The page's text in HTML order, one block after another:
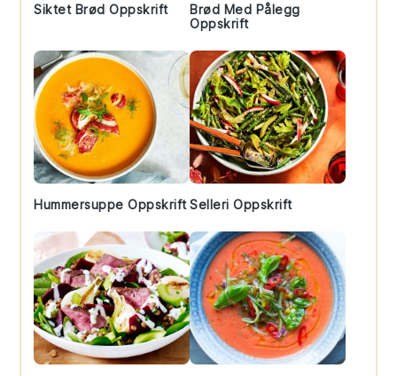
Siktet Brød Oppskrift
Brød Med Pålegg
Oppskrift
Hummersuppe OppskriftSelleri Oppskrift